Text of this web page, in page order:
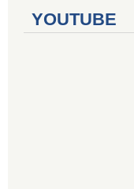
YOUTUBE